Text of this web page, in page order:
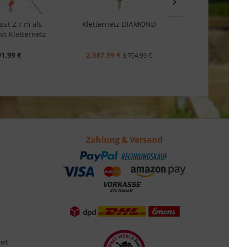
2,7 m als
Kletternetz
€
Kletternetz DIAMOND
2.587,99 € 3.704,99 €
Zahlung & Versand